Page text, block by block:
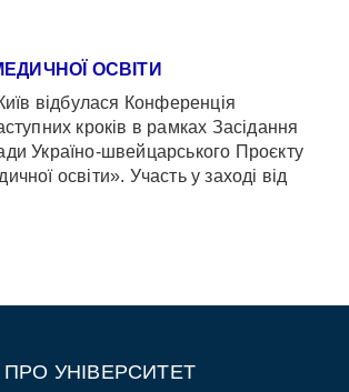
ОСВІТИ
відбулася Конференція
кроків в рамках Засідання
Україно-швейцарського Проєкту
освіти». Участь у заході від
ПРО УНІВЕРСИТЕТ